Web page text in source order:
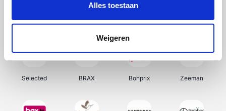
Alles toestaan
Weigeren
Samsung My Jewellery Delonghi Tennis Point
Selected BRAX Bonprix Zeeman